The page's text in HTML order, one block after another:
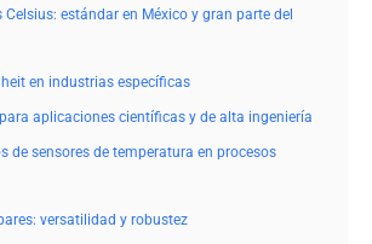
Celsius: estándar en México y gran parte del
en industrias específicas
aplicaciones científicas y de alta ingeniería
de sensores de temperatura en procesos
versatilidad y robustez